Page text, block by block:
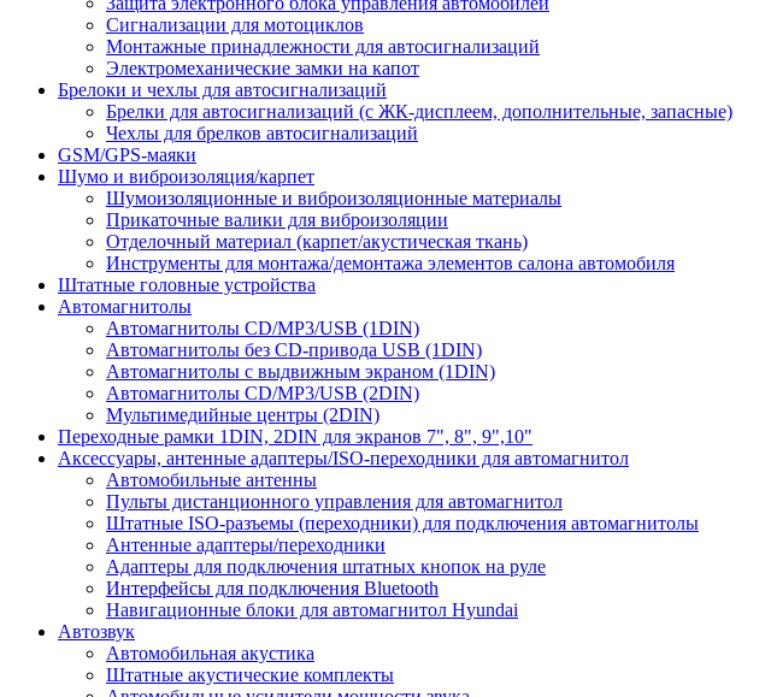
Сигнализации для мотоциклов
Монтажные принадлежности для автосигнализаций
Электромеханические замки на капот
Брелоки и чехлы для автосигнализаций
Брелки для автосигнализаций (с ЖК-дисплеем, дополнительные, запасные)
Чехлы для брелков автосигнализаций
GSM/GPS-маяки
Шумо и виброизоляция/карпет
Шумоизоляционные и виброизоляционные материалы
Прикаточные валики для виброизоляции
Отделочный материал (карпет/акустическая ткань)
Инструменты для монтажа/демонтажа элементов салона автомобиля
Штатные головные устройства
Автомагнитолы
Автомагнитолы CD/MP3/USB (1DIN)
Автомагнитолы без CD-привода USB (1DIN)
Автомагнитолы с выдвижным экраном (1DIN)
Автомагнитолы CD/MP3/USB (2DIN)
Мультимедийные центры (2DIN)
Переходные рамки 1DIN, 2DIN для экранов 7", 8", 9",10"
Аксессуары, антенные адаптеры/ISO-переходники для автомагнитол
Автомобильные антенны
Пульты дистанционного управления для автомагнитол
Штатные ISO-разъемы (переходники) для подключения автомагнитолы
Антенные адаптеры/переходники
Адаптеры для подключения штатных кнопок на руле
Интерфейсы для подключения Bluetooth
Навигационные блоки для автомагнитол Hyundai
Автозвук
Автомобильная акустика
Штатные акустические комплекты